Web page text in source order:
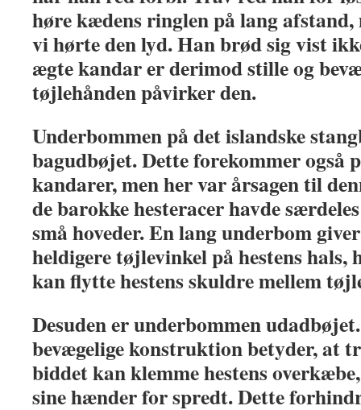
høre kædens ringlen på lang
vi hørte den lyd. Han brød sig vist
ægte kandar er derimod stille og
tøjlehånden påvirker den.
Underbommen på det islandske
bagudbøjet. Dette forekommer også
kandarer, men her var årsagen til
de barokke hesteracer havde
små hoveder. En lang underbom
heldigere tøjlevinkel på hestens hals,
kan flytte hestens skuldre mellem
Desuden er underbommen
bevægelige konstruktion betyder, at
biddet kan klemme hestens
sine hænder for spredt. Dette